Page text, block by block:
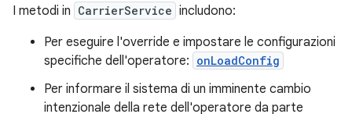
I metodi in CarrierService includono:
Per eseguire l'override e impostare le configurazioni
specifiche dell'operatore: onLoadConfig
Per informare il sistema di un imminente cambio
intenzionale della rete dell'operatore da parte